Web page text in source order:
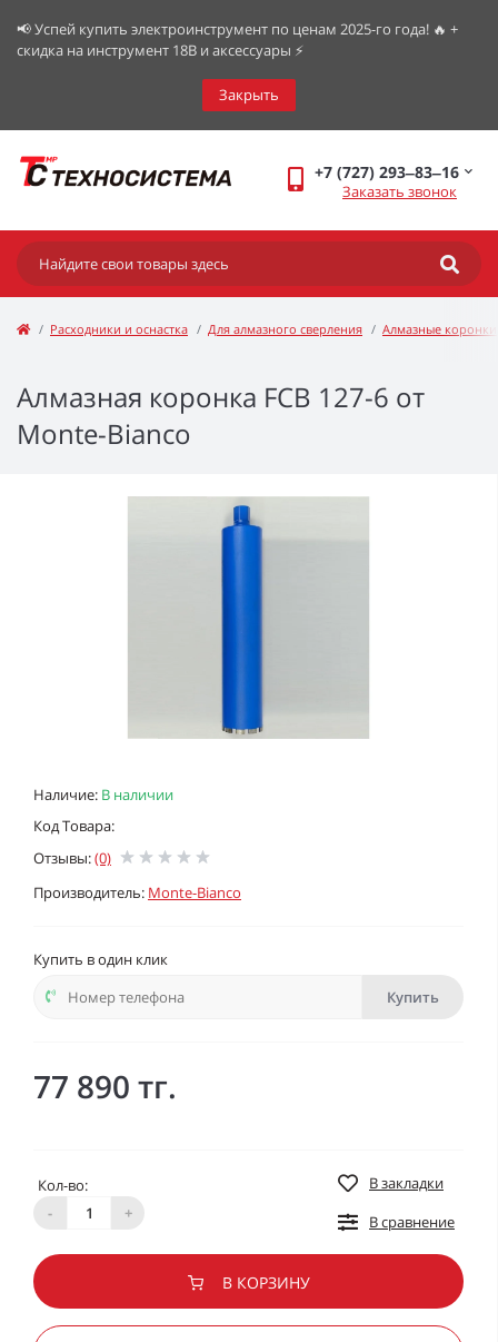
📢 Успей купить электроинструмент по ценам 2025-го года! 🔥 +
скидка на инструмент 18В и аксессуары ⚡️
Закрыть
+7 (727) 293‒83‒16
Заказать звонок
Расходники и оснастка Для алмазного сверления Алмазные коронки
Алмазная коронка FCB 127-6 от
Monte-Bianco
Наличие: В наличии
Код Товара:
Отзывы:(0)
Производитель: Monte-Bianco
Купить в один клик
Купить
77 890 тг.
Кол-во:
-
+
В закладки
В сравнение
В КОРЗИНУ